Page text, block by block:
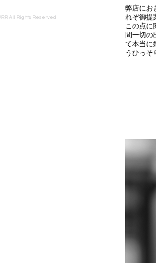
All Rights Reserved
弊店にお
れぞ御提
この点に
間一切の
て本当に
うひっそ